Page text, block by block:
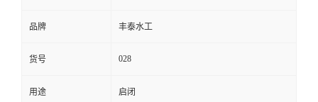
品牌 丰泰水工
货号 028
用途 启闭